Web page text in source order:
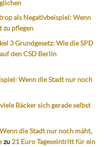
als Negativbeispiel: Wenn
zu pflegen
3 Grundgesetz: Wie die SPD
den CSD Berlin
Wenn die Stadt nur noch
Bäcker sich gerade selbst
die Stadt nur noch mäht,
zu 21 Euro Tageseintritt für ein